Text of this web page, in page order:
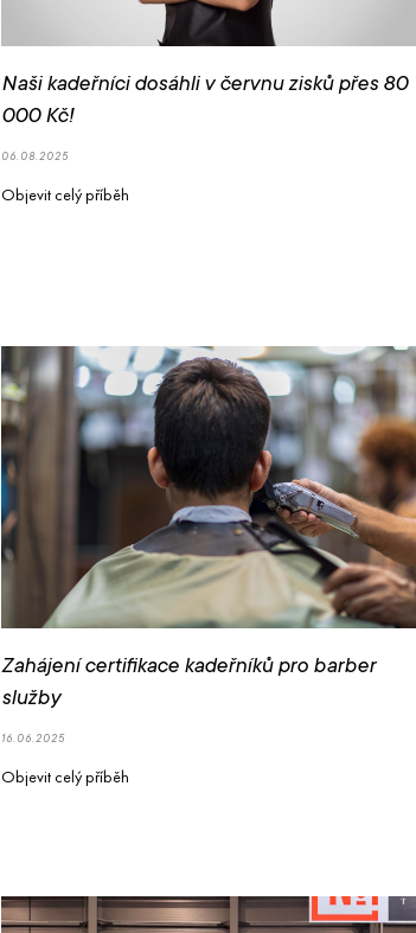
Naši kadeřníci dosáhli v červnu zisků přes 80
000 Kč!
06.08.2025
Objevit celý příběh
Zahájení certifikace kadeřníků pro barber
služby
16.06.2025
Objevit celý příběh